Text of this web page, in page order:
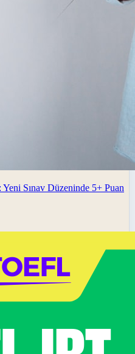
Sınav Düzeninde 5+ Puan